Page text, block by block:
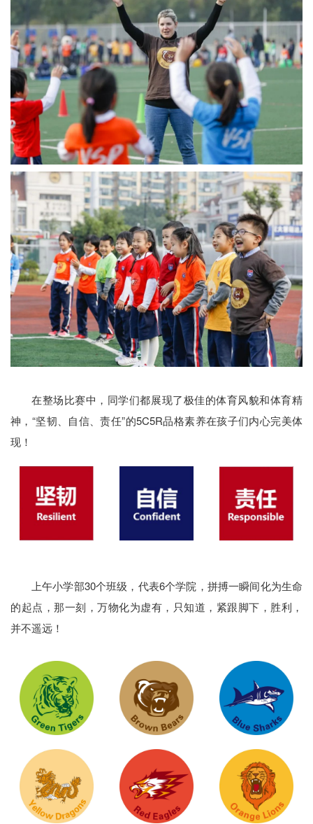
在整场比赛中，同学们都展现了极佳的体育风貌和体育精
神，“坚韧、自信、责任”的5C5R品格素养在孩子们内心完美体
现！
上午小学部30个班级，代表6个学院，拼搏一瞬间化为生命
的起点，那一刻，万物化为虚有，只知道，紧跟脚下，胜利，
并不遥远！